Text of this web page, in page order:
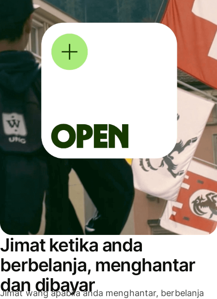
Jimat ketika anda
berbelanja, menghantar
dan dibayar
Jimat wang apabila anda menghantar, berbelanja